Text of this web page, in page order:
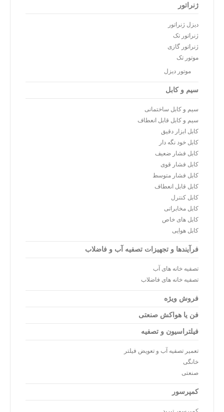
ژنراتور
دیزل ژنراتور
ژنراتور تک
ژنراتور گازی
موتور تک
موتور دیزل
سیم و کابل
سیم و کابل ساختمانی
سیم و کابل قابل انعطاف
کابل ابزار دقیق
کابل خود نگه دار
کابل فشار ضعیف
کابل فشار قوی
کابل فشار متوسط
کابل قابل انعطاف
کابل کنترل
کابل مخابراتی
کابل های خاص
کابل هوایی
فرآیندها و تجهیزات تصفیه آب و فاضلاب
تصفیه خانه های آب
تصفیه خانه های فاضلاب
فروش ویژه
فن یا هواکش صنعتی
فیلتراسیون و تصفیه
تعمیر تصفیه آب و تعویض فیلتر
خانگی
صنعتی
کمپرسور